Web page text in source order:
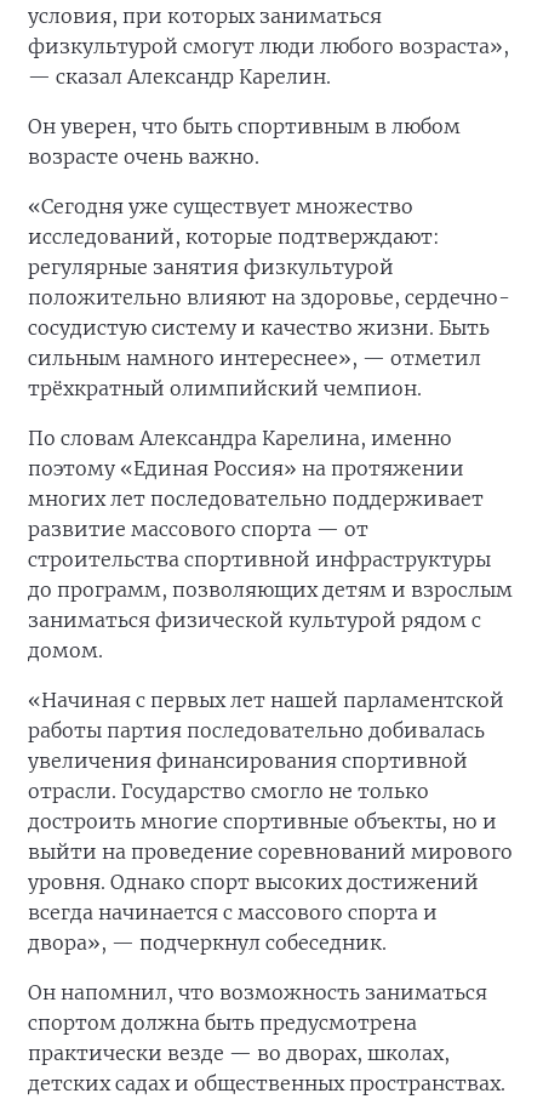
условия, при которых заниматься
физкультурой смогут люди любого возраста»,
— сказал Александр Карелин.
Он уверен, что быть спортивным в любом
возрасте очень важно.
«Сегодня уже существует множество
исследований, которые подтверждают:
регулярные занятия физкультурой
положительно влияют на здоровье, сердечно-
сосудистую систему и качество жизни. Быть
сильным намного интереснее», — отметил
трёхкратный олимпийский чемпион.
По словам Александра Карелина, именно
поэтому «Единая Россия» на протяжении
многих лет последовательно поддерживает
развитие массового спорта — от
строительства спортивной инфраструктуры
до программ, позволяющих детям и взрослым
заниматься физической культурой рядом с
домом.
«Начиная с первых лет нашей парламентской
работы партия последовательно добивалась
увеличения финансирования спортивной
отрасли. Государство смогло не только
достроить многие спортивные объекты, но и
выйти на проведение соревнований мирового
уровня. Однако спорт высоких достижений
всегда начинается с массового спорта и
двора», — подчеркнул собеседник.
Он напомнил, что возможность заниматься
спортом должна быть предусмотрена
практически везде — во дворах, школах,
детских садах и общественных пространствах.